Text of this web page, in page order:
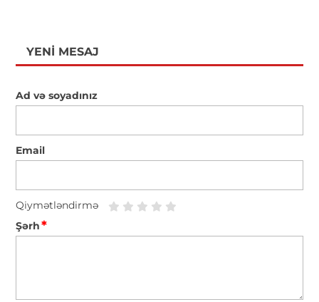
YENI MESAJ
Ad və soyadınız
Email
Qiymətləndirmə
Şərh*